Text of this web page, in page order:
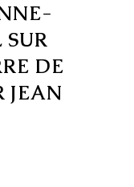
DE
JEAN